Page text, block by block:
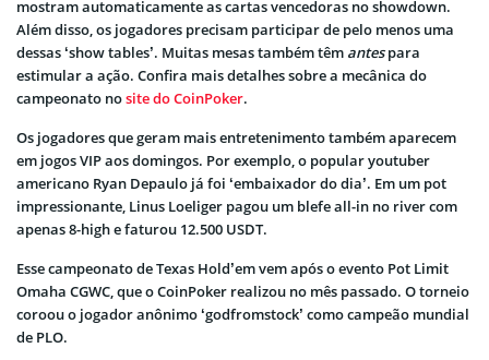
mostram automaticamente as cartas vencedoras no showdown.
Além disso, os jogadores precisam participar de pelo menos uma
dessas ‘show tables’. Muitas mesas também têm antespara
estimular a ação. Confira mais detalhes sobre a mecânica do
campeonato nosite do CoinPoker.
Os jogadores que geram mais entretenimento também aparecem
em jogos VIP aos domingos. Por exemplo, o popular youtuber
americano Ryan Depaulo já foi ‘embaixador do dia’. Em um pot
impressionante, Linus Loeliger pagou um blefe all-in no river com
apenas 8-high e faturou 12.500 USDT.
Esse campeonato de Texas Hold’em vem após o evento Pot Limit
Omaha CGWC, que o CoinPoker realizou no mês passado. O torneio
coroou o jogador anônimo ‘godfromstock’ como campeão mundial
de PLO.